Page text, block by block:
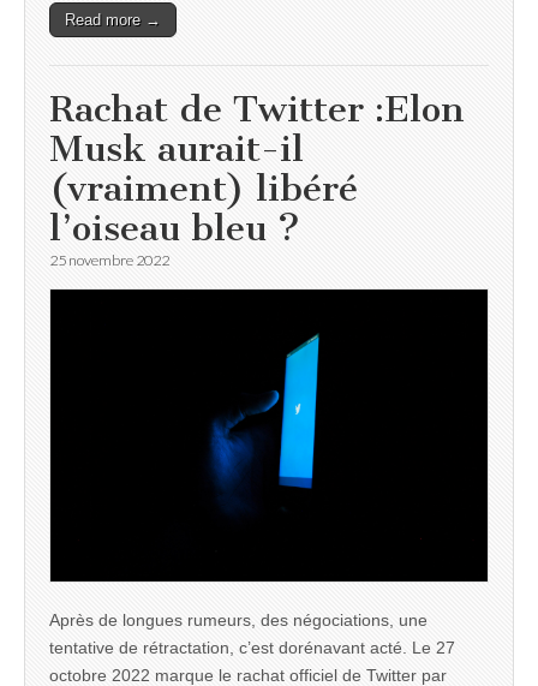
Read more →
Rachat de Twitter :Elon
Musk aurait-il
(vraiment) libéré
l’oiseau bleu ?
25 novembre 2022
Après de longues rumeurs, des négociations, une
tentative de rétractation, c’est dorénavant acté. Le 27
octobre 2022 marque le rachat officiel de Twitter par